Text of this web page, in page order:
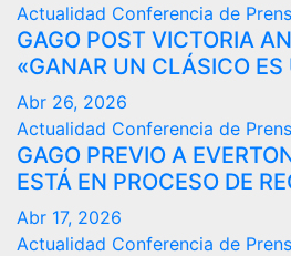
Actualidad Conferencia de
GAGO POST VICTORIA
«GANAR UN CLÁSICO ES
Abr 26, 2026
Actualidad Conferencia de
GAGO PREVIO A
ESTÁ EN PROCESO DE
Abr 17, 2026
Actualidad Conferencia de